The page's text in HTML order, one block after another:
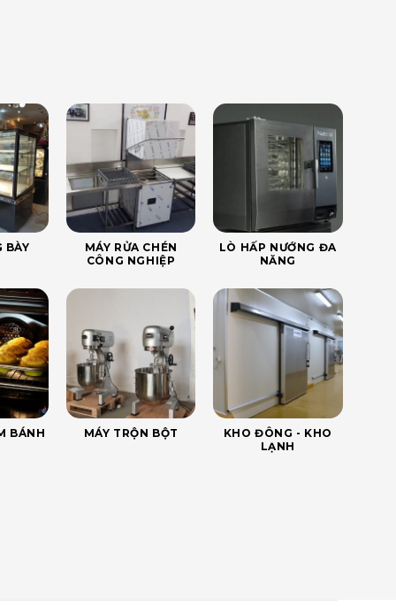
BÀY
MÁY RỬA CHÉN
CÔNG NGHIỆP
LÒ HẤP NƯỚNG ĐA
NĂNG
BÁNH MÁY TRỘN BỘT
KHO ĐÔNG - KHO
LẠNH